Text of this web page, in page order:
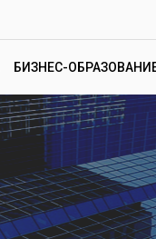
БИЗНЕС-